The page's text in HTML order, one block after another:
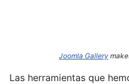
Joomla Gallery
Las herramientas que